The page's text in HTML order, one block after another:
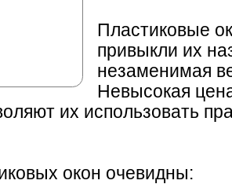
Пластиковые
привыкли их
незаменимая
Невысокая
их использовать
окон очевидны: